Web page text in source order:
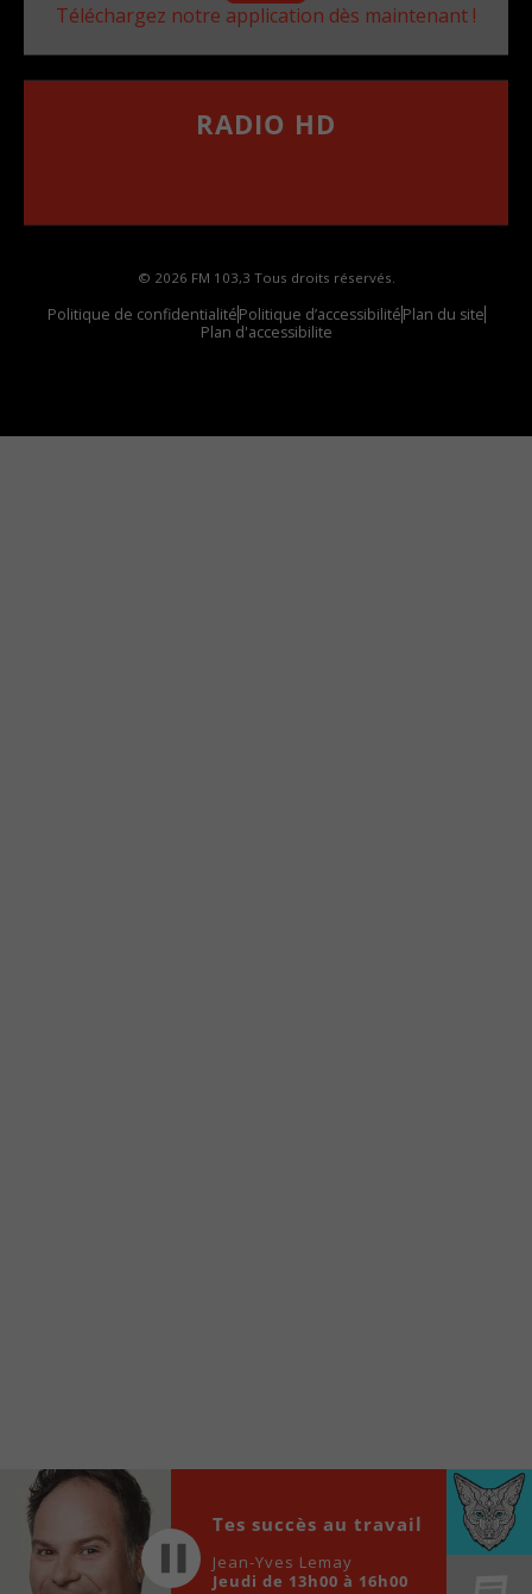
Téléchargez notre application dès maintenant !
RADIO HD
© 2026 FM 103,3 Tous droits réservés.
Politique de confidentialitéPolitique d’accessibilitéPlan du site
Plan d'accessibilite
Audio
Player
00:00 00:00
Tes succès au travail
Jean-Yves Lemay
Jeudi de 13h00 à 16h00